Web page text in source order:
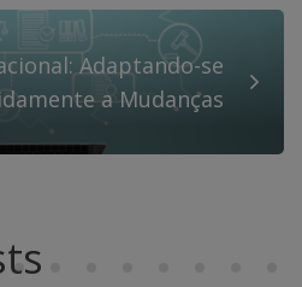
Adaptando-se
a Mudanças